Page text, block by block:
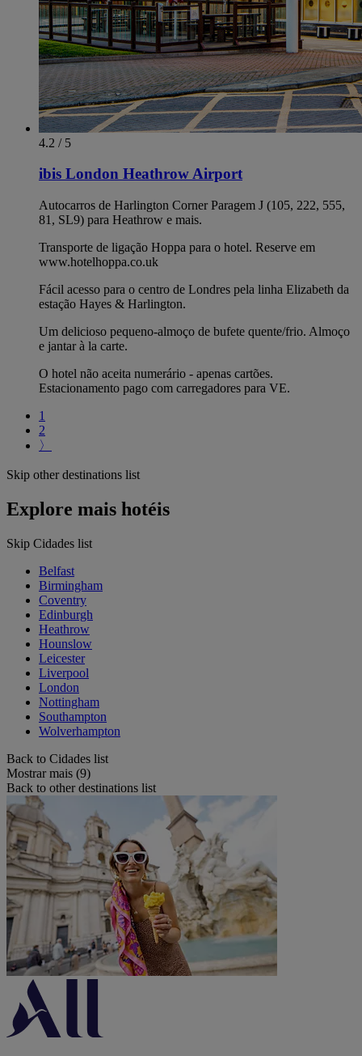
4.2 / 5
ibis London Heathrow Airport
Autocarros de Harlington Corner Paragem J (105, 222, 555,
81, SL9) para Heathrow e mais.
Transporte de ligação Hoppa para o hotel. Reserve em
www.hotelhoppa.co.uk
Fácil acesso para o centro de Londres pela linha Elizabeth da
estação Hayes & Harlington.
Um delicioso pequeno-almoço de bufete quente/frio. Almoço
e jantar à la carte.
O hotel não aceita numerário - apenas cartões.
Estacionamento pago com carregadores para VE.
1
2
〉
Skip other destinations list
Explore mais hotéis
Skip Cidades list
Belfast
Birmingham
Coventry
Edinburgh
Heathrow
Hounslow
Leicester
Liverpool
London
Nottingham
Southampton
Wolverhampton
Back to Cidades list
Mostrar mais (9)
Back to other destinations list